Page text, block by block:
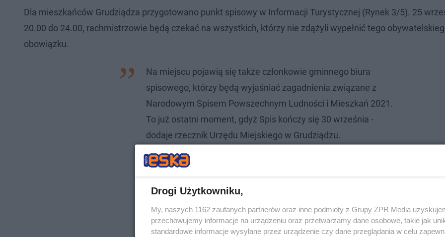
Dla mieszkańców Grudziądza przygotowano punkt spisowy w Informacji Turystycznej (Rynek 3/5). 25
20.00 do 24.00, rachmistrzowie będą czekać na wszystkich, którzy nie zdążyli wypełnić tego
obowiązku.
Na miejscu pojawią się także członkowie gminnego biura
spisowego, którzy będą wyjaśniać zagadnienia związane z
Narodowym Spisem Powszechnym Ludności i Mieszkań 2021.
To już ostatni moment, gdyż Spis kończy się 30 września -
dodaje rzecznik Urzędu Miejskiego w Grudziądzu.
Drogi Użytkowniku,
My, naszych 1162 zaufanych partnerów oraz inne podmioty z Grupy ZPR Media
przechowujemy informacje na urządzeniu oraz przetwarzamy dane osobowe, takie jak
standardowe informacje wysyłane przez urządzenie czy dane przeglądania w celu